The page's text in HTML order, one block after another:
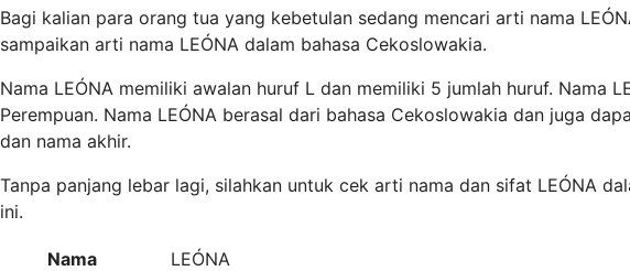
Bagi kalian para orang tua yang kebetulan sedang mencari arti nama
sampaikan arti nama LEÓNA dalam bahasa Cekoslowakia.
Nama LEÓNA memiliki awalan huruf L dan memiliki 5 jumlah huruf. Nama
Perempuan. Nama LEÓNA berasal dari bahasa Cekoslowakia dan juga
dan nama akhir.
Tanpa panjang lebar lagi, silahkan untuk cek arti nama dan sifat LEÓNA
ini.
Nama
LEÓNA